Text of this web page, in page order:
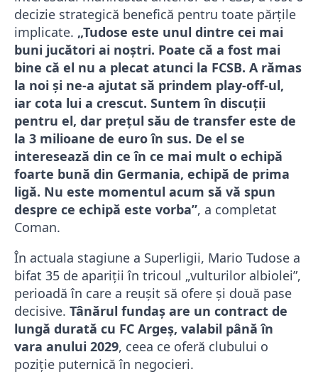
decizie strategică benefică pentru toate părțile
implicate. „Tudose este unul dintre cei mai
buni jucători ai noștri. Poate că a fost mai
bine că el nu a plecat atunci la FCSB. A rămas
la noi și ne-a ajutat să prindem play-off-ul,
iar cota lui a crescut. Suntem în discuții
pentru el, dar prețul său de transfer este de
la 3 milioane de euro în sus. De el se
interesează din ce în ce mai mult o echipă
foarte bună din Germania, echipă de prima
ligă. Nu este momentul acum să vă spun
despre ce echipă este vorba”, a completat
Coman.
În actuala stagiune a Superligii, Mario Tudose a
bifat 35 de apariții în tricoul „vulturilor albiolei”,
perioadă în care a reușit să ofere și două pase
decisive. Tânărul fundaș are un contract de
lungă durată cu FC Argeș, valabil până în
vara anului 2029, ceea ce oferă clubului o
poziție puternică în negocieri.